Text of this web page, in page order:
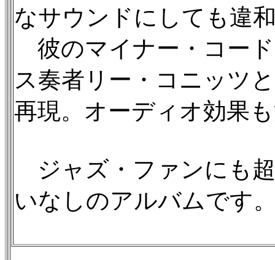
なサウンドにしても違
彼のマイナー・コー
ス奏者リー・コニッツ
再現。オーディオ効果
ジャズ・ファンにも
いなしのアルバムです